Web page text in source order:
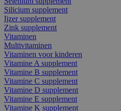
Silicium supplement
Ijzer supplement
Zink supplement
Vitaminen
Multivitaminen
Vitaminen voor kinderen
Vitamine A supplement
Vitamine B supplement
Vitamine C supplement
Vitamine D supplement
Vitamine E supplement
Vitamine K supplement